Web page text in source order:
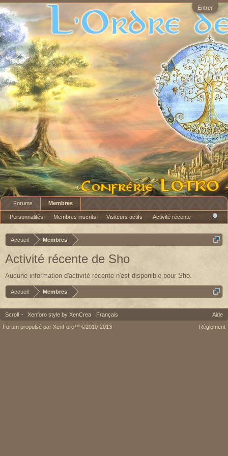
Entrer
Accueil Membres
Activité récente de Sho
Aucune information d'activité récente n'est disponible pour Sho.
Accueil Membres
Forums Membres
Personnalités Membres inscrits Visiteurs actifs Activité récente
Scroll - Xenforo style by XenCrea Français
Aide
Règlement
Forum propulsé par XenForo™ ©2010-2013